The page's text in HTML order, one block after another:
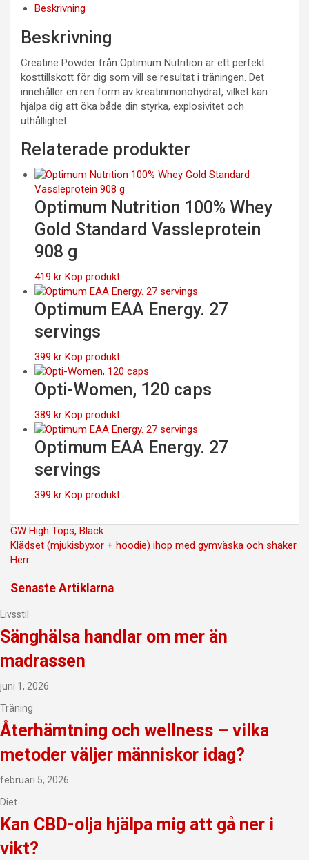
Beskrivning
Beskrivning
Creatine Powder från Optimum Nutrition är ett perfekt
kosttillskott för dig som vill se resultat i träningen. Det
innehåller en ren form av kreatinmonohydrat, vilket kan
hjälpa dig att öka både din styrka, explosivitet och
uthållighet.
Relaterade produkter
Optimum Nutrition 100% Whey
Gold Standard Vassleprotein
908 g
419 kr Köp produkt
Optimum EAA Energy. 27
servings
399 kr Köp produkt
Opti-Women, 120 caps
389 kr Köp produkt
Optimum EAA Energy. 27
servings
399 kr Köp produkt
Inläggsnavigering
GW High Tops, Black
Klädset (mjukisbyxor + hoodie) ihop med gymväska och shaker
Herr
Senaste Artiklarna
Livsstil
Sänghälsa handlar om mer än
madrassen
juni 1, 2026
Träning
Återhämtning och wellness – vilka
metoder väljer människor idag?
februari 5, 2026
Diet
Kan CBD-olja hjälpa mig att gå ner i
vikt?